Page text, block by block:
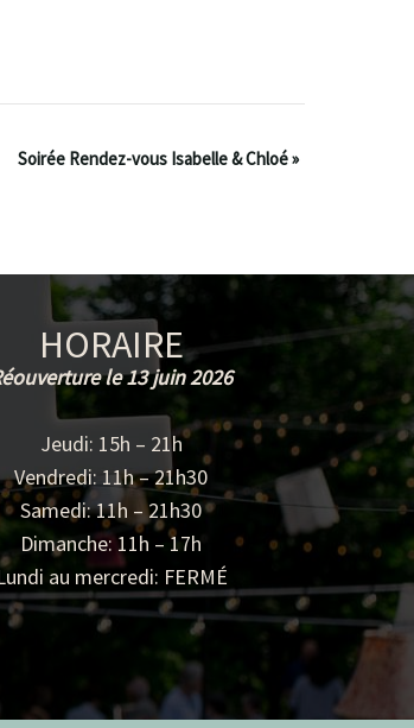
Soirée Rendez-vous Isabelle & Chloé»
HORAIRE
le 13 juin 2026
Jeudi: 15h – 21h
Vendredi: 11h – 21h30
Samedi: 11h – 21h30
Dimanche: 11h – 17h
au mercredi: FERMÉ